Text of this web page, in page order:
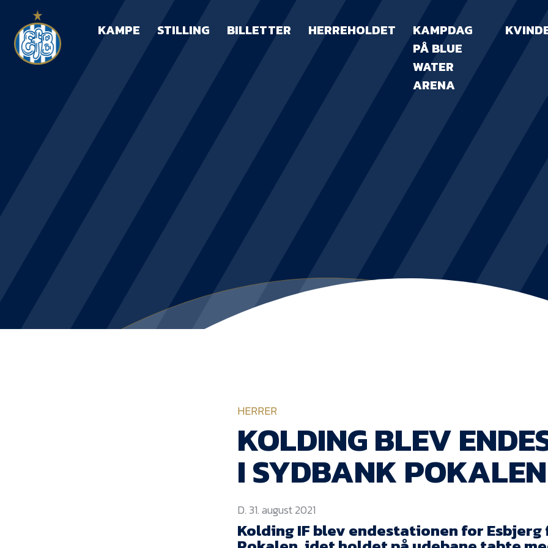
KAMPE STILLING BILLETTER HERREHOLDET
KAMPDAG
PÅ BLUE
WATER
ARENA
HERRER
KOLDING BLEV
I SYDBANK POKALEN
D. 31. august 2021
Kolding IF blev endestationen for Esbjerg